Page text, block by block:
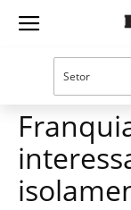
Guia
Mercado de franquias